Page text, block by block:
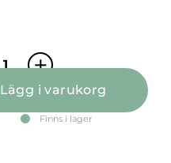
Liv grön multibandslängd
Lägg i varukorg
Finns i lager